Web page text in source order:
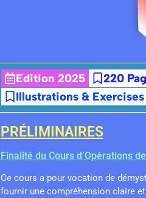
Edition 2025 220
Illustrations & Exercises
PRÉLIMINAIRES
Finalité du Cours d’Opérations
Ce cours a pour vocation de
fournir une compréhension claire